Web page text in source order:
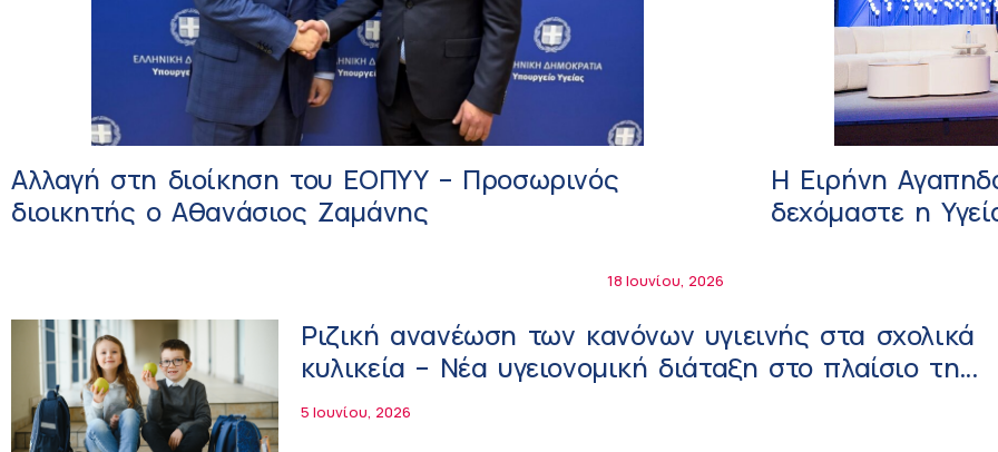
Αλλαγή στη διοίκηση του ΕΟΠΥΥ – Προσωρινός
διοικητής ο Αθανάσιος Ζαμάνης
18 Ιουνίου, 2026
Η Ειρήνη
δεχόμαστε η
Ριζική ανανέωση των κανόνων υγιεινής στα σχολικά
κυλικεία – Νέα υγειονομική διάταξη στο πλαίσιο της
Εθνικής Δράσης κατά της Παιδικής Παχυσαρκίας
5 Ιουνίου, 2026